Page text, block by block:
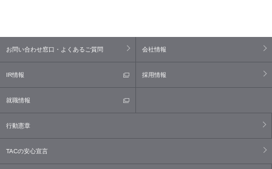
お問い合わせ窓口・よくあるご質問 会社情報
IR情報 採用情報
就職情報
行動憲章
TACの安心宣言